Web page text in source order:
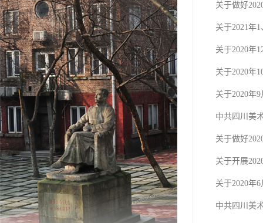
关于做好
关于2021年
关于2020年
关于2020年
关于2020年
中共四川美
关于做好
关于开展
关于2020年
中共四川美